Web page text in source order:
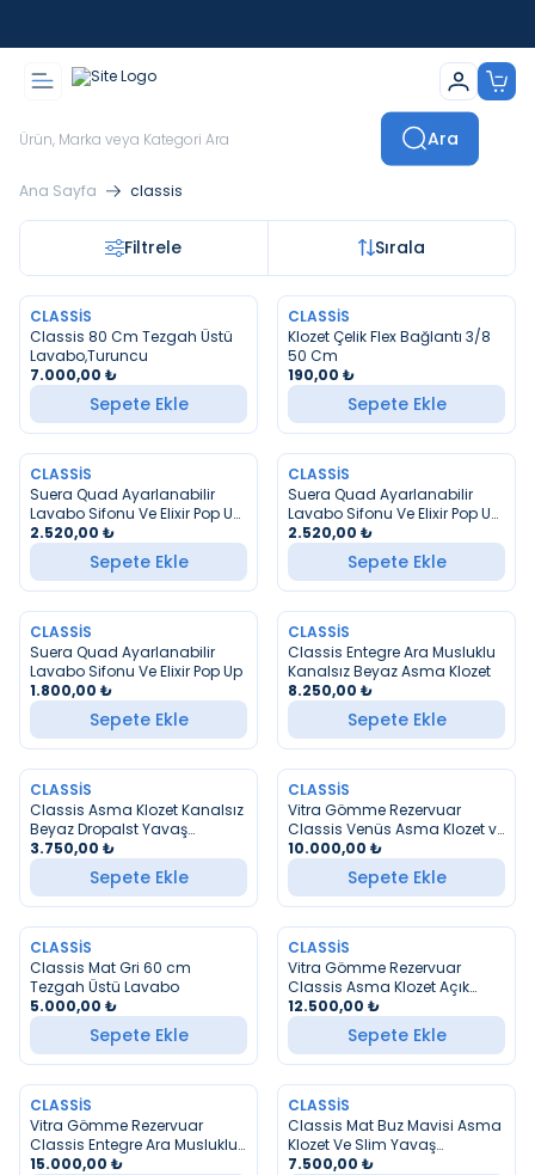
Ara
Ana Sayfa classis
Filtrele Sırala
YENI
CLASSIS
Classis 80 Cm Tezgah Üstü
Lavabo,Turuncu
7.000,00 ₺
Sepete Ekle
CLASSIS
Klozet Çelik Flex Bağlantı 3/8
50 Cm
190,00 ₺
Sepete Ekle
YENI
CLASSIS
Suera Quad Ayarlanabilir
Lavabo Sifonu Ve Elixir Pop Up
Siyah
2.520,00 ₺
Sepete Ekle
YENI
CLASSIS
Suera Quad Ayarlanabilir
Lavabo Sifonu Ve Elixir Pop Up
Altın
2.520,00 ₺
Sepete Ekle
YENI
CLASSIS
Suera Quad Ayarlanabilir
Lavabo Sifonu Ve Elixir Pop Up
1.800,00 ₺
Sepete Ekle
CLASSIS
Classis Entegre Ara Musluklu
Kanalsız Beyaz Asma Klozet
8.250,00 ₺
Sepete Ekle
CLASSIS
Classis Asma Klozet Kanalsız
Beyaz Dropalst Yavaş
Kapanan Kapak
3.750,00 ₺
Sepete Ekle
CLASSIS
Vitra Gömme Rezervuar
Classis Venüs Asma Klozet ve
Yavaş Kapanan Kapak
10.000,00 ₺
Sepete Ekle
YENI
CLASSIS
Classis Mat Gri 60 cm
Tezgah Üstü Lavabo
5.000,00 ₺
Sepete Ekle
CLASSIS
Vitra Gömme Rezervuar
Classis Asma Klozet Açık
Mavi
12.500,00 ₺
Sepete Ekle
CLASSIS
Vitra Gömme Rezervuar
Classis Entegre Ara Musluklu
Asma Klozet Seti
15.000,00 ₺
CLASSIS
Classis Mat Buz Mavisi Asma
Klozet Ve Slim Yavaş
Kapanan Klozet Kapağı
7.500,00 ₺